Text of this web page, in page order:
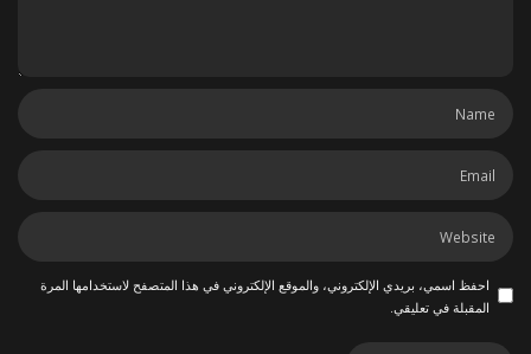
احفظ اسمي، بريدي الإلكتروني، والموقع الإلكتروني في هذا المتصفح لاستخدامها المرة
المقبلة في تعليقي.